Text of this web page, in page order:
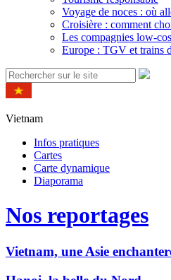
Voyage de noces : où
Croisière : comment
Les compagnies low-
Europe : TGV et trains
Vietnam
Infos pratiques
Cartes
Carte dynamique
Diaporama
Nos reportages
Vietnam, une Asie